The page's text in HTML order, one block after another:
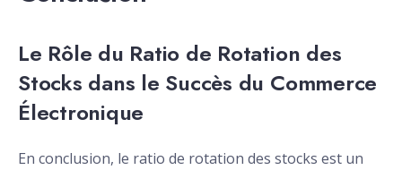
Le Rôle du Ratio de Rotation des
Stocks dans le Succès du Commerce
Électronique
En conclusion, le ratio de rotation des stocks est un